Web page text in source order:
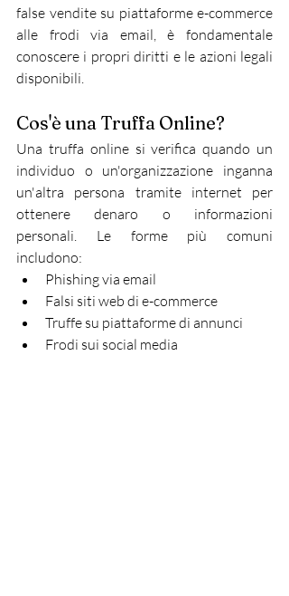
false vendite su piattaforme e-commerce
alle frodi via email, è fondamentale
conoscere i propri diritti e le azioni legali
disponibili.​
Cos'è una Truffa Online?
Una truffa online si verifica quando un
individuo o un'organizzazione inganna
un'altra persona tramite internet per
ottenere denaro o informazioni
personali. Le forme più comuni
includono:​
Phishing via email​
Falsi siti web di e-commerce​
Truffe su piattaforme di annunci​
Frodi sui social media​